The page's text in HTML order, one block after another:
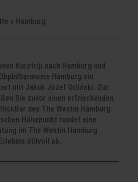
» Hamburg
Kurztrip nach Hamburg und
Hamburg ein
mit Jakub Józef Orliński. Zur
Sie zuvor einen erfrischenden
des The Westin Hamburg.
Höhepunkt rundet eine
im The Westin Hamburg
stilvoll ab.